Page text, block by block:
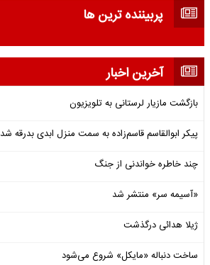
پربیننده ترین ها
آخرین اخبار
بازگشت مازیار لرستانی به تلویزیون
پیکر ابوالقاسم قاسم‌زاده به سمت منزل ابدی بدرقه شد
چند خاطره خواندنی از جنگ
«آسیمه سر» منتشر شد
ژیلا هدائی درگذشت
ساخت دنباله «مایکل» شروع می‌شود